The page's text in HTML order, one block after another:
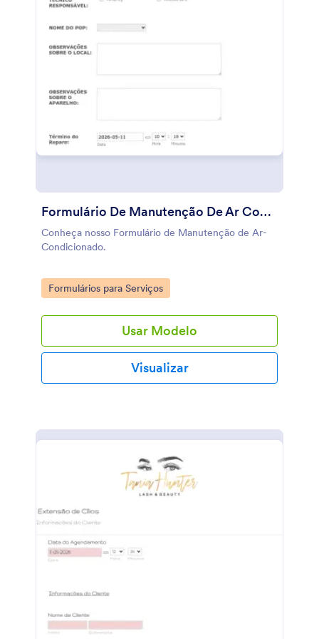
pacientes e para um melhor relacionamento
Formulário De Manutenção De Ar Condicionado
Conheça nosso Formulário de Manutenção de Ar-
Condicionado.
Go to Category:
Formulários para Serviços
Usar Modelo
Visualizar